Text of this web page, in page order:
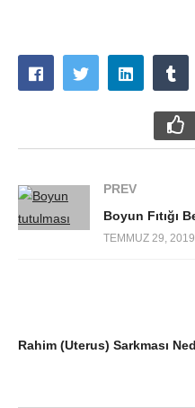
PREV
TEMMUZ 29, 2019